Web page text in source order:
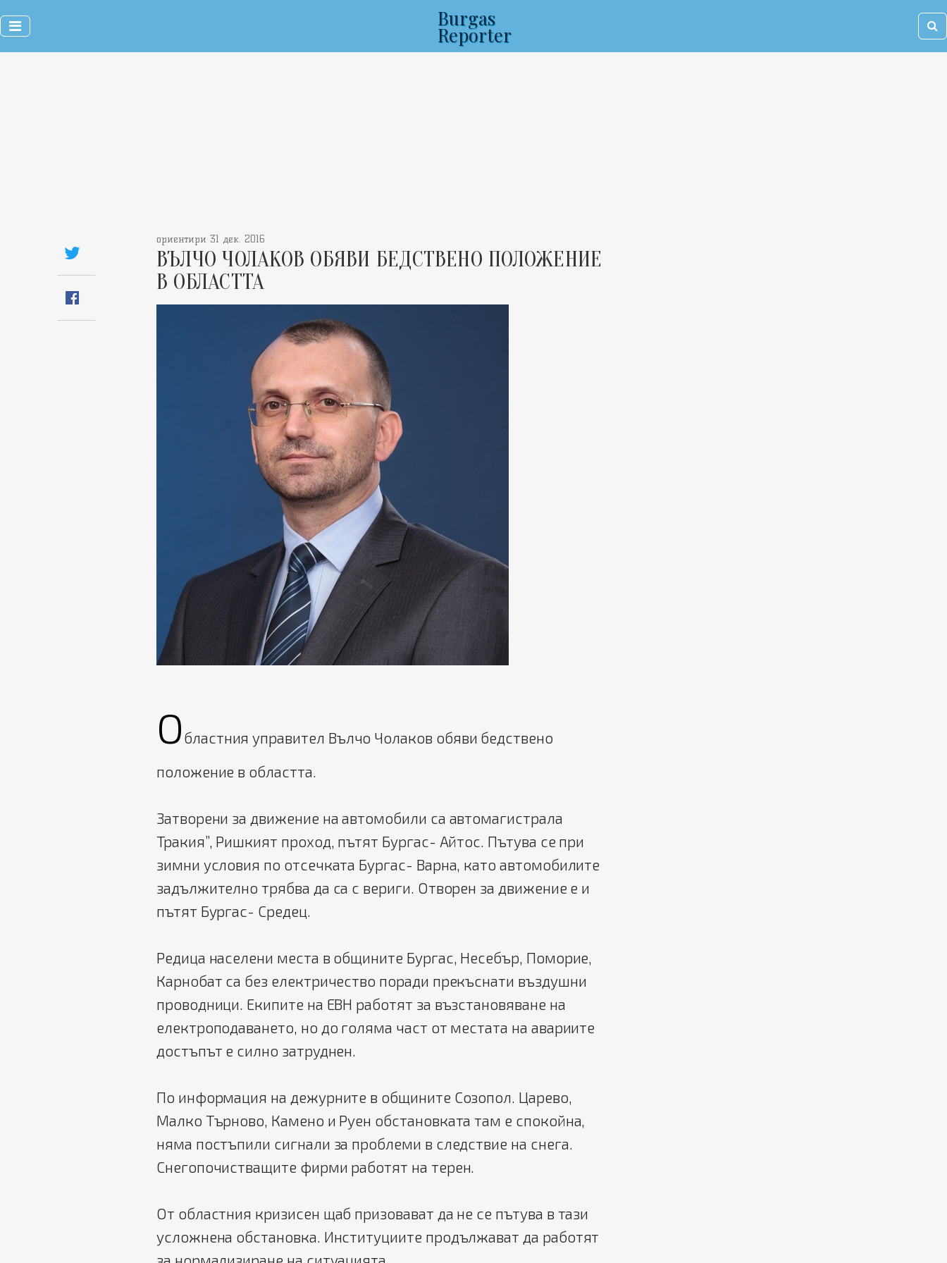
Burgas
Reporter
ориентири 31 дек. 2016
ВЪЛЧО ЧОЛАКОВ ОБЯВИ БЕДСТВЕНО ПОЛОЖЕНИЕ
В ОБЛАСТТА
О бластния управител Вълчо Чолаков обяви бедствено
положение в областта.
Затворени за движение на автомобили са автомагистрала
Тракия”, Ришкият проход, пътят Бургас- Айтос. Пътува се при
зимни условия по отсечката Бургас- Варна, като автомобилите
задължително трябва да са с вериги. Отворен за движение е и
пътят Бургас- Средец.
Редица населени места в общините Бургас, Несебър, Поморие,
Карнобат са без електричество поради прекъснати въздушни
проводници. Екипите на ЕВН работят за възстановяване на
електроподаването, но до голяма част от местата на авариите
достъпът е силно затруднен.
По информация на дежурните в общините Созопол. Царево,
Малко Търново, Камено и Руен обстановката там е спокойна,
няма постъпили сигнали за проблеми в следствие на снега.
Снегопочистващите фирми работят на терен.
От областния кризисен щаб призовават да не се пътува в тази
усложнена обстановка. Институциите продължават да работят